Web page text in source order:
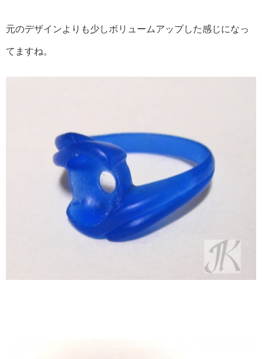
元のデザインよりも少しボリュームアップした感じになっ
てますね。